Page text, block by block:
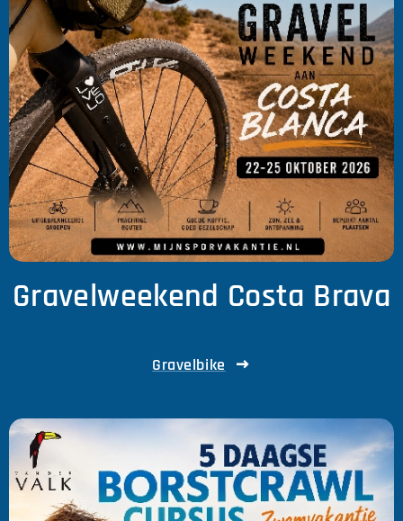
Gravelweekend Costa Brava
Gravelbike